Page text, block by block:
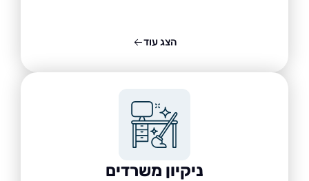
ניקיון משרדים